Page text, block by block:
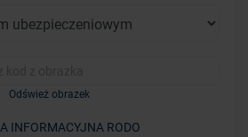
Odśwież obrazek
INFORMACYJNA RODO